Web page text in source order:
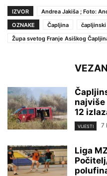
IZVOR
Andrea Jakiša ; Foto:
OZNAKE
Čapljina
Župa svetog Franje Asiškog
najviše
12
VIJESTI 7
Liga